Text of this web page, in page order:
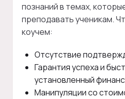
познаний в темах,
преподавать ученикам.
коучем:
Отсутствие
Гарантия успеха и
установленный
Манипуляции со